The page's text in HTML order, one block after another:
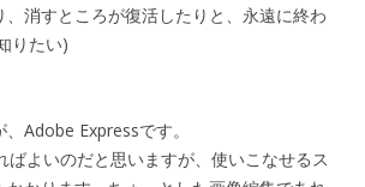
、消すところが復活したりと、永遠に終わ
りたい)
Adobe Expressです。
よいのだと思いますが、使いこなせるス